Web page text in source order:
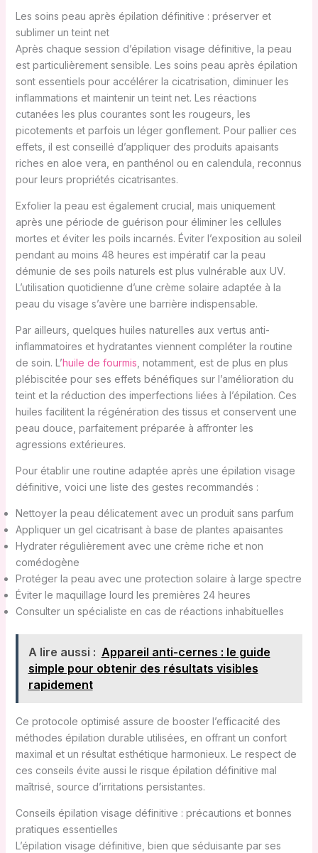
Les soins peau après épilation définitive : préserver et
sublimer un teint net
Après chaque session d’épilation visage définitive, la peau
est particulièrement sensible. Les soins peau après épilation
sont essentiels pour accélérer la cicatrisation, diminuer les
inflammations et maintenir un teint net. Les réactions
cutanées les plus courantes sont les rougeurs, les
picotements et parfois un léger gonflement. Pour pallier ces
effets, il est conseillé d’appliquer des produits apaisants
riches en aloe vera, en panthénol ou en calendula, reconnus
pour leurs propriétés cicatrisantes.
Exfolier la peau est également crucial, mais uniquement
après une période de guérison pour éliminer les cellules
mortes et éviter les poils incarnés. Éviter l’exposition au soleil
pendant au moins 48 heures est impératif car la peau
démunie de ses poils naturels est plus vulnérable aux UV.
L’utilisation quotidienne d’une crème solaire adaptée à la
peau du visage s’avère une barrière indispensable.
Par ailleurs, quelques huiles naturelles aux vertus anti-
inflammatoires et hydratantes viennent compléter la routine
de soin. L’huile de fourmis, notamment, est de plus en plus
plébiscitée pour ses effets bénéfiques sur l’amélioration du
teint et la réduction des imperfections liées à l’épilation. Ces
huiles facilitent la régénération des tissus et conservent une
peau douce, parfaitement préparée à affronter les
agressions extérieures.
Pour établir une routine adaptée après une épilation visage
définitive, voici une liste des gestes recommandés :
Nettoyer la peau délicatement avec un produit sans parfum
Appliquer un gel cicatrisant à base de plantes apaisantes
Hydrater régulièrement avec une crème riche et non
comédogène
Protéger la peau avec une protection solaire à large spectre
Éviter le maquillage lourd les premières 24 heures
Consulter un spécialiste en cas de réactions inhabituelles
A lire aussi : Appareil anti-cernes : le guide
simple pour obtenir des résultats visibles
rapidement
Ce protocole optimisé assure de booster l’efficacité des
méthodes épilation durable utilisées, en offrant un confort
maximal et un résultat esthétique harmonieux. Le respect de
ces conseils évite aussi le risque épilation définitive mal
maîtrisé, source d’irritations persistantes.
Conseils épilation visage définitive : précautions et bonnes
pratiques essentielles
L’épilation visage définitive, bien que séduisante par ses